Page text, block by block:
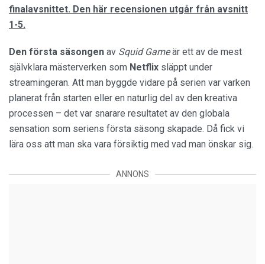
finalavsnittet. Den här recensionen utgår från avsnitt
1-5.
Den första säsongen av Squid Gameär ett av de mest
självklara mästerverken som Netflix släppt under
streamingeran. Att man byggde vidare på serien var varken
planerat från starten eller en naturlig del av den kreativa
processen – det var snarare resultatet av den globala
sensation som seriens första säsong skapade. Då fick vi
lära oss att man ska vara försiktig med vad man önskar sig.
ANNONS